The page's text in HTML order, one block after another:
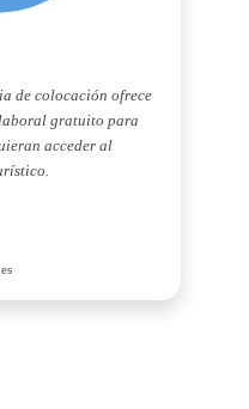
de colocación ofrece
gratuito para
acceder al